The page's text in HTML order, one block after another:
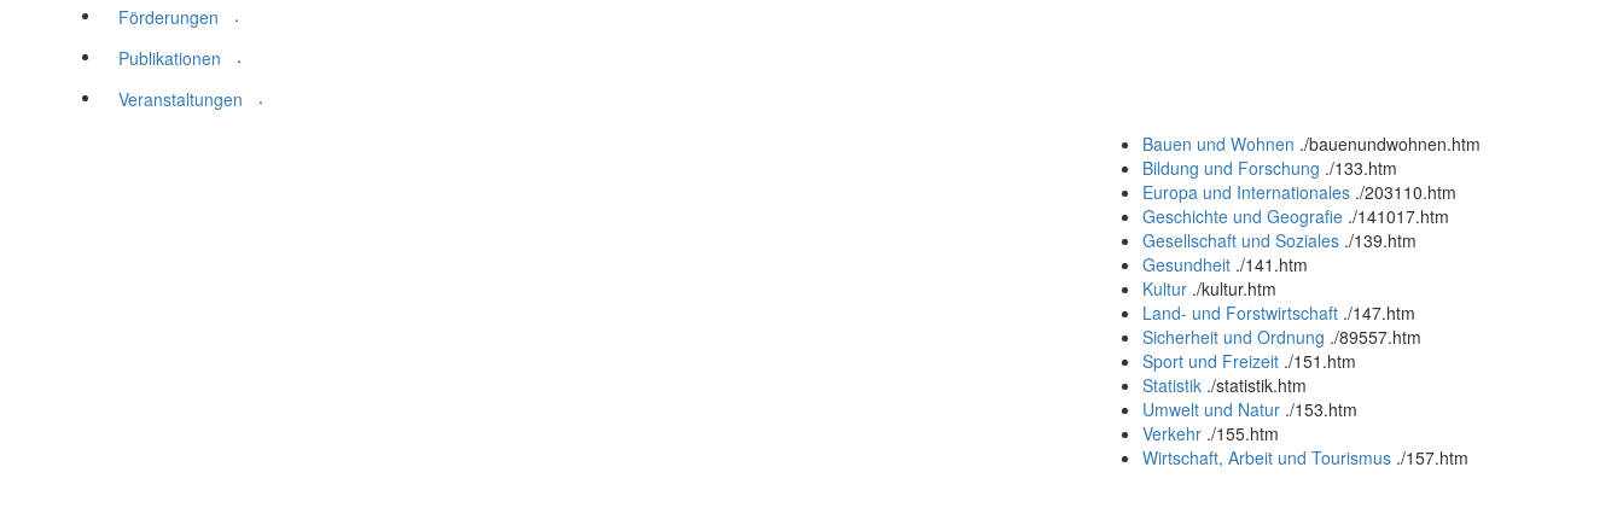
Förderungen
.
Publikationen
.
Veranstaltungen
.
Bauen und Wohnen ./bauenundwohnen.htm
Bildung und Forschung ./133.htm
Europa und Internationales ./203110.htm
Geschichte und Geografie ./141017.htm
Gesellschaft und Soziales ./139.htm
Gesundheit ./141.htm
Kultur ./kultur.htm
Land- und Forstwirtschaft ./147.htm
Sicherheit und Ordnung ./89557.htm
Sport und Freizeit ./151.htm
Statistik ./statistik.htm
Umwelt und Natur ./153.htm
Verkehr ./155.htm
Wirtschaft, Arbeit und Tourismus ./157.htm